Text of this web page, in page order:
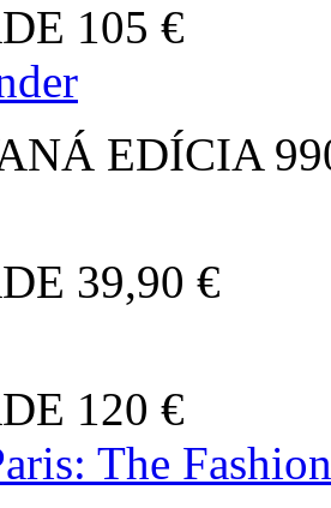
105 €
EDÍCIA
39,90 €
120 €
The